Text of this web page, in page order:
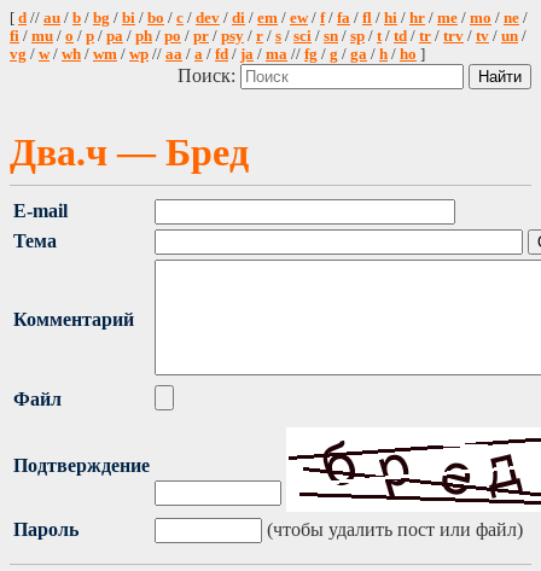
[ d // au / b / bg / bi / bo / c / dev / di / em / ew/ f/ fa / fl / hi / hr / me / mo / ne /
fi / mu / o / p / pa / ph / po / pr / psy / r / s / sci / sn / sp / t/ td / tr / trv / tv / un /
vg / w/ wh / wm / wp // aa / a / fd / ja / ma // fg / g / ga / h / ho ]
Поиск:
Два.ч — Бред
E-mail
Тема
Комментарий
Файл
Подтверждение
Пароль (чтобы удалить пост или файл)